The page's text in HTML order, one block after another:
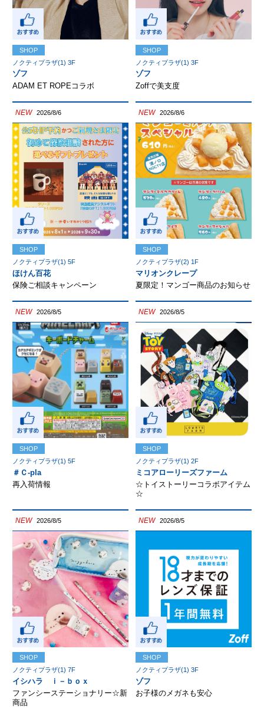
SHOP
ノクティプラザ(1) 3F
ゾフ
ADAM ET ROPEコラボ
SHOP
ノクティプラザ(1) 3F
ゾフ
Zoffで美支度
NEW 2026/8/6
SHOP
ノクティプラザ(1) 5F
ほけん百花
保険ご相談キャンペーン
NEW 2026/8/6
SHOP
ノクティプラザ(2) 1F
マリオンクレープ
夏限定！マンゴー商品のお知らせ
NEW 2026/8/5
SHOP
ノクティプラザ(1) 5F
＃Ｃ-pla
再入荷情報
NEW 2026/8/5
SHOP
ノクティプラザ(1) 2F
ミコアローリーズファーム
☆トイストーリーコラボアイテム
☆
NEW 2026/8/5
SHOP
ノクティプラザ(1) 7F
イシハラ ｉ－ｂｏｘ
ファンシーステーショナリー☆新
商品
NEW 2026/8/5
SHOP
ノクティプラザ(1) 3F
ゾフ
お子様のメガネも安心